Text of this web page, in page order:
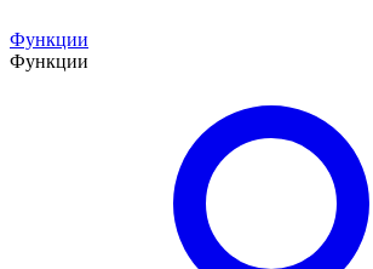
Функции
Функции